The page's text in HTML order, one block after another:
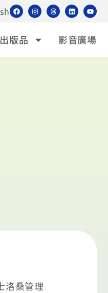
版品 影音廣場
桑管理